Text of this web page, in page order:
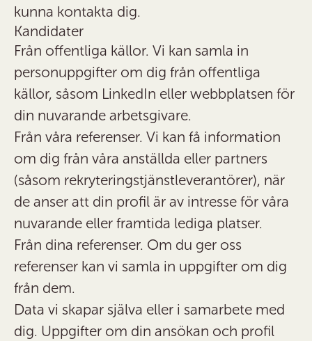
kunna kontakta dig.
Kandidater
Från offentliga källor. Vi kan samla in
personuppgifter om dig från offentliga
källor, såsom LinkedIn eller webbplatsen för
din nuvarande arbetsgivare.
Från våra referenser. Vi kan få information
om dig från våra anställda eller partners
(såsom rekryteringstjänstleverantörer), när
de anser att din profil är av intresse för våra
nuvarande eller framtida lediga platser.
Från dina referenser. Om du ger oss
referenser kan vi samla in uppgifter om dig
från dem.
Data vi skapar själva eller i samarbete med
dig. Uppgifter om din ansökan och profil